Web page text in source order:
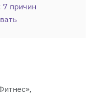
причин